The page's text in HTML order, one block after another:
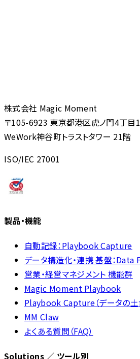
株式会社 Magic Moment
〒105-6923 東京都港区虎ノ門4丁目
WeWork神谷町トラストタワー 21階
ISO/IEC 27001
製品・機能
自動記録：Playbook Capture
データ構造化・連携 基盤：Data
営業・経営マネジメント 機能群
Magic Moment Playbook
Playbook Capture（データの土
MM Claw
よくある質問（FAQ）
Solutions ／ ツール別